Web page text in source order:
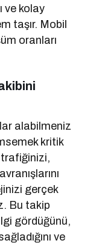
ve kolay
taşır. Mobil
oranları
alabilmeniz
kritik
trafiğinizi,
gerçek
Bu takip
gördüğünü,
ve